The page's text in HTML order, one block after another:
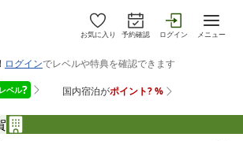
お気に入り 予約確認 ログイン メニュー